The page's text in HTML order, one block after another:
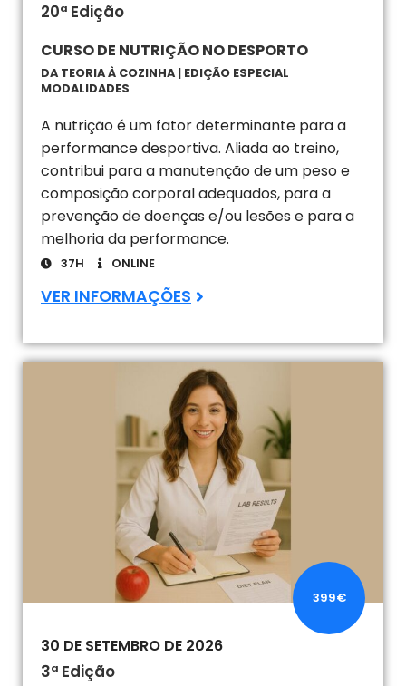
20ª Edição
CURSO DE NUTRIÇÃO NO DESPORTO
DA TEORIA À COZINHA | EDIÇÃO ESPECIAL
MODALIDADES
A nutrição é um fator determinante para a
performance desportiva. Aliada ao treino,
contribui para a manutenção de um peso e
composição corporal adequados, para a
prevenção de doenças e/ou lesões e para a
melhoria da performance.
37H ONLINE
VER INFORMAÇÕES
399€
30 DE SETEMBRO DE 2026
3ª Edição